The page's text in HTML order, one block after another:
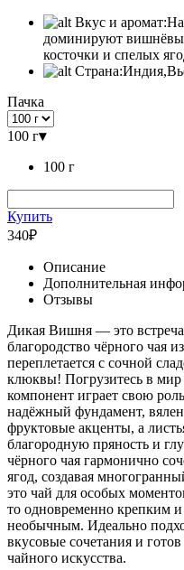
Вкус и аромат:
доминируют
косточки и спелых
Страна:
Пачка
100 г▾
100 г
Купить
340₽
Описание
Дополнительная
Отзывы
Дикая Вишня — это
благородство чёрного чая
переплетается с сочной
клюквы! Погрузитесь в
компонент играет свою
надёжный фундамент,
фруктовые акценты, а
благородную пряность и
чёрного чая гармонично
ягод, создавая
это чай для особых
то одновременно крепким
необычным. Идеально
вкусовые сочетания и
чайного искусства.